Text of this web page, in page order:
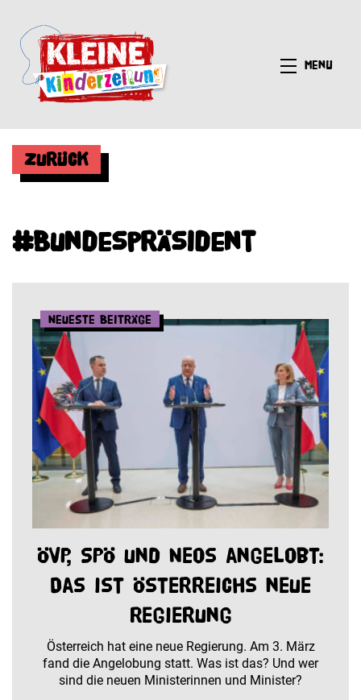
Menü
Zurück
#Bundespräsident
Neueste Beiträge
ÖVP, SPÖ und Neos angelobt:
Das ist Österreichs neue
Regierung
Österreich hat eine neue Regierung. Am 3. März
fand die Angelobung statt. Was ist das? Und wer
sind die neuen Ministerinnen und Minister?